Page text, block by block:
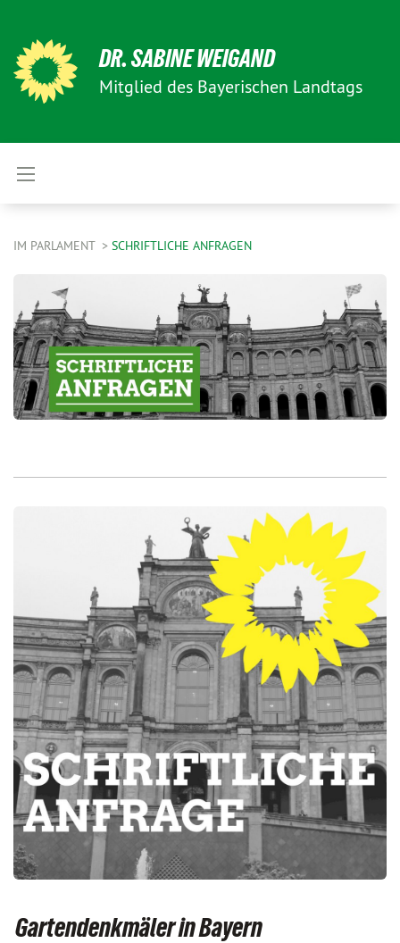
DR. SABINE WEIGAND
Mitglied des Bayerischen Landtags
IM PARLAMENT SCHRIFTLICHE ANFRAGEN
Gartendenkmäler in Bayern